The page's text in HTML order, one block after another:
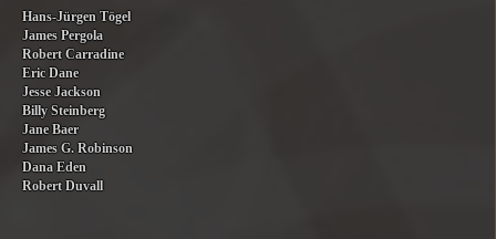
Hans-Jürgen Tögel
James Pergola
Robert Carradine
Eric Dane
Jesse Jackson
Billy Steinberg
Jane Baer
James G. Robinson
Dana Eden
Robert Duvall